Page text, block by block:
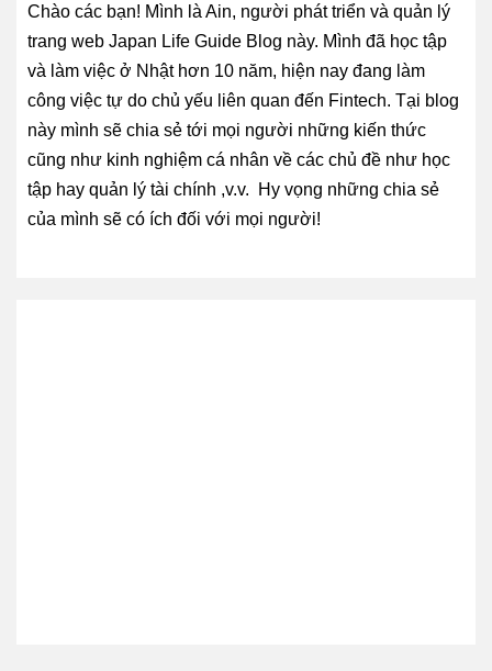
Chào các bạn! Mình là Ain, người phát triển và quản lý
trang web Japan Life Guide Blog này. Mình đã học tập
và làm việc ở Nhật hơn 10 năm, hiện nay đang làm
công việc tự do chủ yếu liên quan đến Fintech. Tại blog
này mình sẽ chia sẻ tới mọi người những kiến thức
cũng như kinh nghiệm cá nhân về các chủ đề như học
tập hay quản lý tài chính ,v.v. Hy vọng những chia sẻ
của mình sẽ có ích đối với mọi người!